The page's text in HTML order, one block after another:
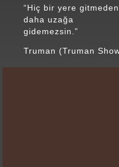
“Hiç bir yere gitmeden
daha uzağa
gidemezsin.”
Truman (Truman